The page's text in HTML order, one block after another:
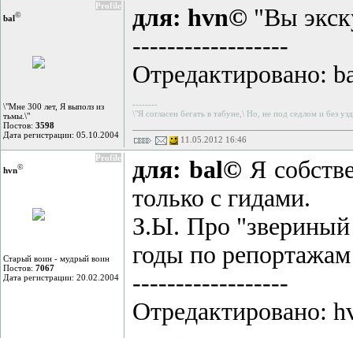
Profile
bal©
\"Мне 300 лет, Я выполз из
тьмы.\"
Постов: 3598
Дата регистрации: 05.10.2004
для: hvn© "Вы
------------------
Отредактировано:
--------
\"Я согласен бегать в табуне,\ Но, не под седлом и без
11.05.2012 16:46
Profile
hvn©
Старый воин - мудрый воин
Постов: 7067
Дата регистрации: 20.02.2004
для: bal© Я
только с гидами.
З.Ы. Про "звериный
годы по
------------------
Отредактировано: